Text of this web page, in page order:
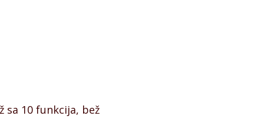
sa 10 funkcija, bež